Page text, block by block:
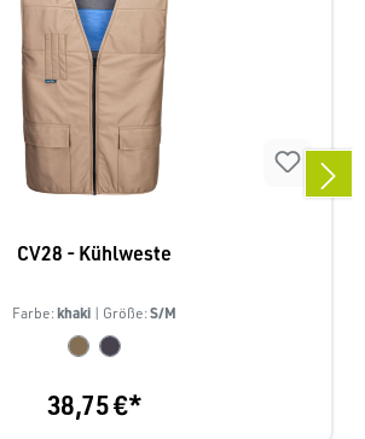
CV28 - Kühlweste
Farbe:khaki | Größe:S/M
38,75 €*